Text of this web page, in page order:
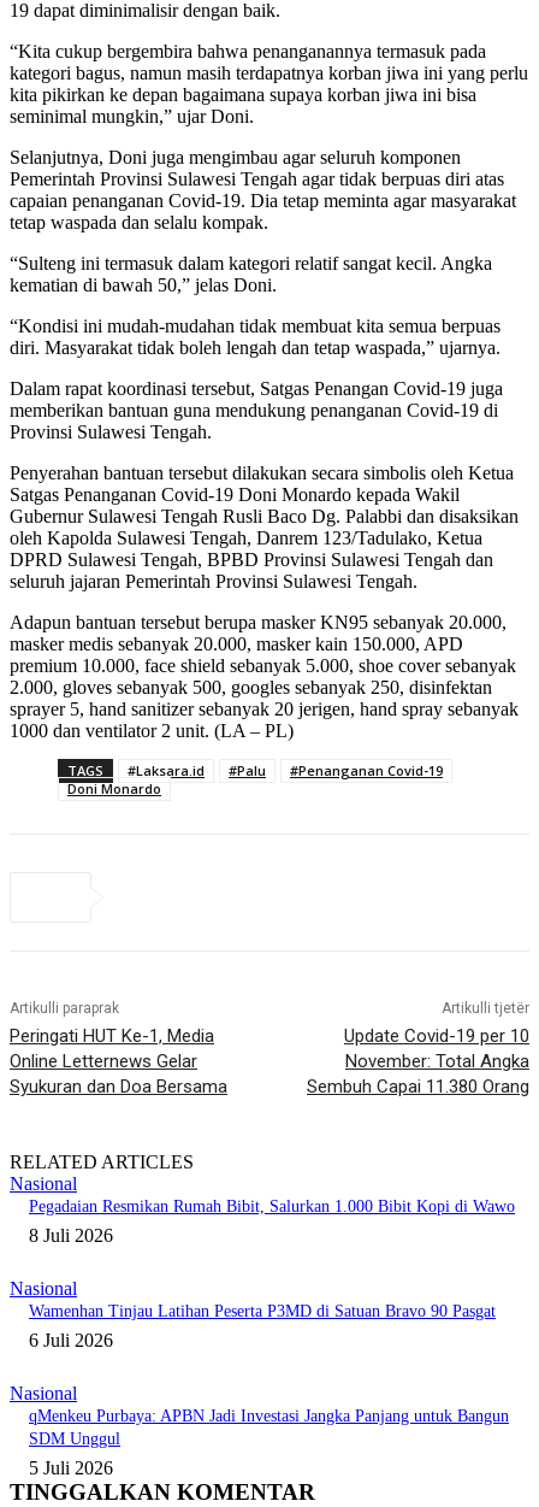
19 dapat diminimalisir dengan baik.
“Kita cukup bergembira bahwa penanganannya termasuk pada
kategori bagus, namun masih terdapatnya korban jiwa ini yang perlu
kita pikirkan ke depan bagaimana supaya korban jiwa ini bisa
seminimal mungkin,” ujar Doni.
Selanjutnya, Doni juga mengimbau agar seluruh komponen
Pemerintah Provinsi Sulawesi Tengah agar tidak berpuas diri atas
capaian penanganan Covid-19. Dia tetap meminta agar masyarakat
tetap waspada dan selalu kompak.
“Sulteng ini termasuk dalam kategori relatif sangat kecil. Angka
kematian di bawah 50,” jelas Doni.
“Kondisi ini mudah-mudahan tidak membuat kita semua berpuas
diri. Masyarakat tidak boleh lengah dan tetap waspada,” ujarnya.
Dalam rapat koordinasi tersebut, Satgas Penangan Covid-19 juga
memberikan bantuan guna mendukung penanganan Covid-19 di
Provinsi Sulawesi Tengah.
Penyerahan bantuan tersebut dilakukan secara simbolis oleh Ketua
Satgas Penanganan Covid-19 Doni Monardo kepada Wakil
Gubernur Sulawesi Tengah Rusli Baco Dg. Palabbi dan disaksikan
oleh Kapolda Sulawesi Tengah, Danrem 123/Tadulako, Ketua
DPRD Sulawesi Tengah, BPBD Provinsi Sulawesi Tengah dan
seluruh jajaran Pemerintah Provinsi Sulawesi Tengah.
Adapun bantuan tersebut berupa masker KN95 sebanyak 20.000,
masker medis sebanyak 20.000, masker kain 150.000, APD
premium 10.000, face shield sebanyak 5.000, shoe cover sebanyak
2.000, gloves sebanyak 500, googles sebanyak 250, disinfektan
sprayer 5, hand sanitizer sebanyak 20 jerigen, hand spray sebanyak
1000 dan ventilator 2 unit. (LA – PL)
TAGS #Laksara.id #Palu
#Penanganan Covid-19
Doni Monardo
Artikulli paraprak
Peringati HUT Ke-1, Media
Online Letternews Gelar
Syukuran dan Doa Bersama
Artikulli tjetër
Update Covid-19 per 10
November: Total Angka
Sembuh Capai 11.380 Orang
RELATED ARTICLES
Nasional
Pegadaian Resmikan Rumah Bibit, Salurkan 1.000 Bibit Kopi di Wawo
8 Juli 2026
Nasional
Wamenhan Tinjau Latihan Peserta P3MD di Satuan Bravo 90 Pasgat
6 Juli 2026
Nasional
qMenkeu Purbaya: APBN Jadi Investasi Jangka Panjang untuk Bangun
SDM Unggul
5 Juli 2026
TINGGALKAN KOMENTAR